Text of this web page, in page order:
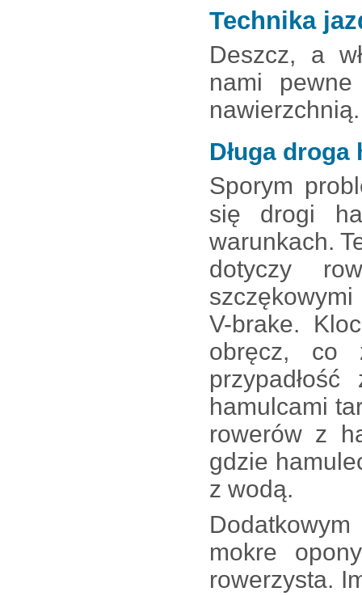
Technika
Deszcz, a
nami
nawierzchnią.
Długa
Sporym
się drogi
warunkach.
dotyczy
V-brake.
obręcz, co
hamulcami
rowerów z
gdzie
z wodą.
mokre
rowerzysta.